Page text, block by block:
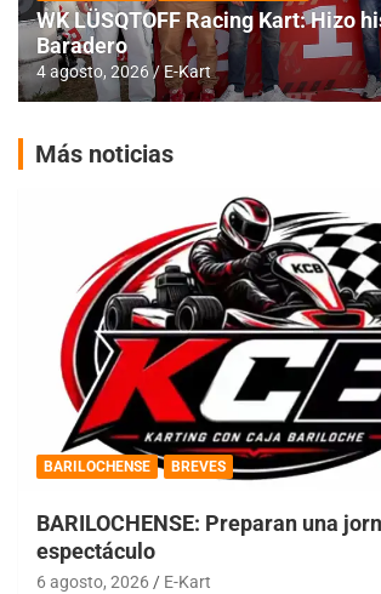
WK LÜSQTOFF Racing Kart: Hizo
Baradero
4 agosto, 2026 E-Kart
Más noticias
BARILOCHENSE BREVES
BARILOCHENSE: Preparan una
espectáculo
6 agosto, 2026 E-Kart